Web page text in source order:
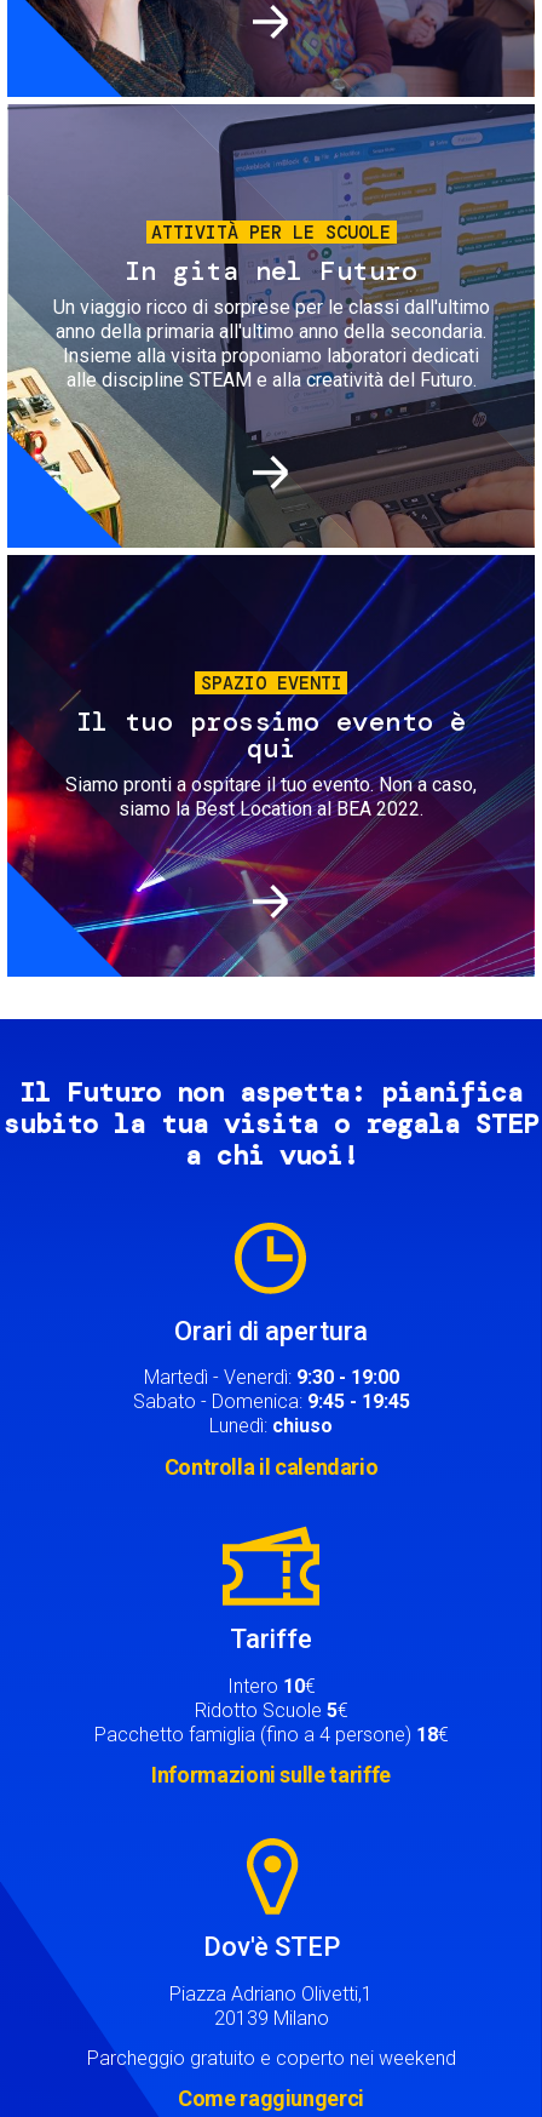
Immagine
ATTIVITÀ PER LE SCUOLE
In gita nel Futuro
Un viaggio ricco di sorprese per le classi dall'ultimo
anno della primaria all'ultimo anno della secondaria.
Insieme alla visita proponiamo laboratori dedicati
alle discipline STEAM e alla creatività del Futuro.
Immagine
SPAZIO EVENTI
Il tuo prossimo evento è
qui
Siamo pronti a ospitare il tuo evento. Non a caso,
siamo la Best Location al BEA 2022.
Il Futuro non aspetta: pianifica
subito la tua visita o regala STEP
a chi vuoi!
Orari di apertura
Martedì - Venerdì: 9:30 - 19:00
Sabato - Domenica: 9:45 - 19:45
Lunedì: chiuso
Controlla il calendario
Tariffe
Intero 10€
Ridotto Scuole 5€
Pacchetto famiglia (fino a 4 persone) 18€
Informazioni sulle tariffe
Dov'è STEP
Piazza Adriano Olivetti,1
20139 Milano
Parcheggio gratuito e coperto nei weekend
Come raggiungerci